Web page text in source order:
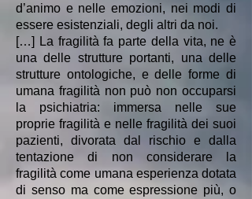
d’animo e nelle emozioni, nei modi di
essere esistenziali, degli altri da noi.
[…] La fragilità fa parte della vita, ne è
una delle strutture portanti, una delle
strutture ontologiche, e delle forme di
umana fragilità non può non occuparsi
la psichiatria: immersa nelle sue
proprie fragilità e nelle fragilità dei suoi
pazienti, divorata dal rischio e dalla
tentazione di non considerare la
fragilità come umana esperienza dotata
di senso ma come espressione più, o